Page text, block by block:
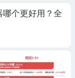
哪个更好用？全